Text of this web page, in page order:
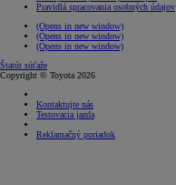
Pravidlá spracovania osobných údajov
(Opens in new window)
(Opens in new window)
(Opens in new window)
Štatút súťaže
Copyright © Toyota 2026
Kontaktujte nás
Testovacia jazda
Reklamačný poriadok